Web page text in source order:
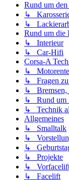
Rund um
↳
↳
Rund um die
↳ Interieur
↳ Car-Hifi
Corsa-A
↳
↳ Fragen zu
↳ Bremsen,
↳ Rund um
↳ Technik
Allgemeines
↳ Smalltalk
↳
↳
↳ Projekte
↳
↳ Facelift